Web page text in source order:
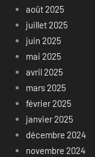
août 2025
juillet 2025
juin 2025
mai 2025
avril 2025
mars 2025
février 2025
janvier 2025
décembre 2024
novembre 2024